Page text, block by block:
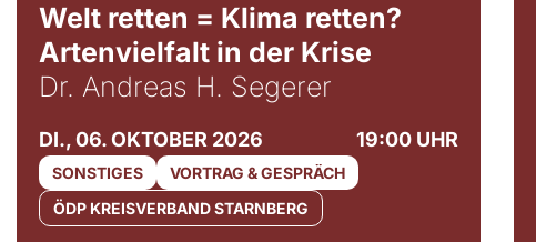
Welt retten = Klima retten?
Artenvielfalt in der Krise
Dr. Andreas H. Segerer
DI., 06. OKTOBER 2026 19:00 UHR
SONSTIGES
VORTRAG & GESPRÄCH
ÖDP KREISVERBAND STARNBERG